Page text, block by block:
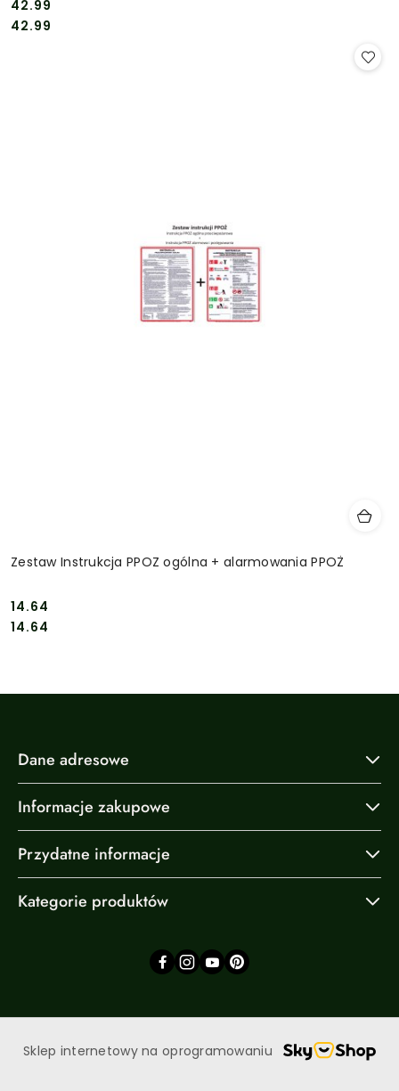
Cena:
42.99
Cena:
42.99
Zestaw Instrukcja PPOZ ogólna + alarmowania PPOŻ
Cena:
14.64
Cena:
14.64
Dane adresowe
Informacje zakupowe
Przydatne informacje
Kategorie produktów
Sklep internetowy na oprogramowaniu